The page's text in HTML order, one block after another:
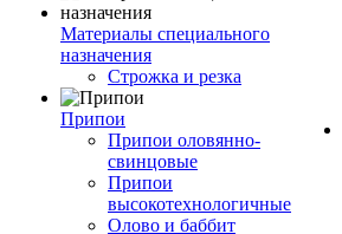
Материалы специального
назначения
Строжка и резка
Припои
Припои оловянно-
свинцовые
Припои
высокотехнологичные
Олово и баббит